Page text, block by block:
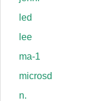
led
lee
ma-1
microsd
n.